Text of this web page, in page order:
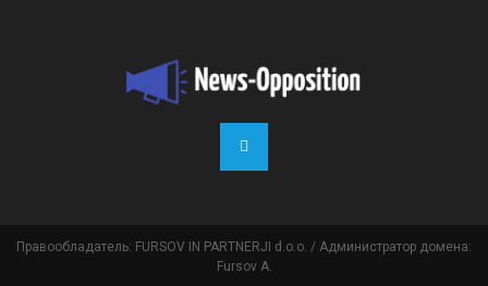
Правообладатель: FURSOV IN PARTNERJI d.o.o. / Администратор домена:
Fursov A.